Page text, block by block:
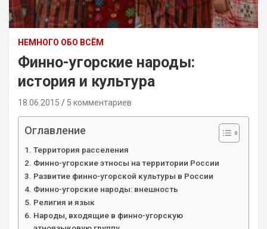
НЕМНОГО ОБО ВСЁМ
Финно-угорские народы:
история и культура
18.06.2015 5 комментариев
Оглавление
Территория расселения
Финно-угорские этносы на территории России
Развитие финно-угорской культуры в России
Финно-угорские народы: внешность
Религия и язык
Народы, входящие в финно-угорскую